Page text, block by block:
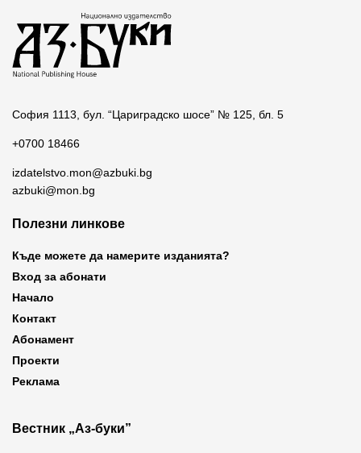
София 1113, бул. “Цариградско шосе” № 125, бл. 5
+0700 18466
izdatelstvo.mon@azbuki.bg
azbuki@mon.bg
Полезни линкове
Къде можете да намерите изданията?
Вход за абонати
Начало
Контакт
Абонамент
Проекти
Реклама
Вестник „Аз-буки”